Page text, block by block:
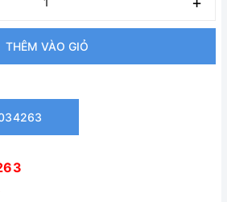
THÊM VÀO GIỎ